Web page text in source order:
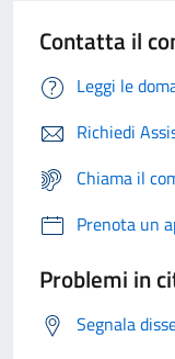
Contatta il
Leggi le
Richiedi
Chiama il
Prenota un
Problemi in
Segnala